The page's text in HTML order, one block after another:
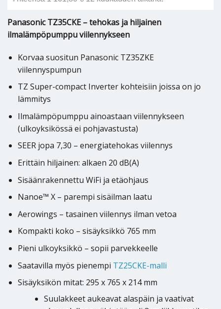
Panasonic TZ35CKE – tehokas ja hiljainen
ilmalämpöpumppu viilennykseen
Korvaa suositun Panasonic TZ35ZKE
viilennyspumpun
TZ Super-compact Inverter kohteisiin joissa on jo
lämmitys
Ilmalämpöpumppu ainoastaan viilennykseen
(ulkoyksikössä ei pohjavastusta)
SEER jopa 7,30 – energiatehokas viilennys
Erittäin hiljainen: alkaen 20 dB(A)
Sisäänrakennettu WiFi ja etäohjaus
Nanoe™ X – parempi sisäilman laatu
Aerowings – tasainen viilennys ilman vetoa
Kompakti koko – sisäyksikkö 765 mm
Pieni ulkoyksikkö – sopii parvekkeelle
Saatavilla myös pienempi TZ25CKE-malli
Sisäyksikön mitat: 295 x 765 x 214 mm
Suulakkeet aukeavat alaspäin ja vaativat